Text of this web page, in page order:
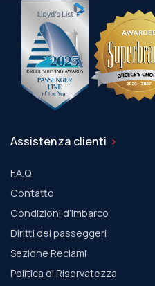
Assistenza clienti
F.A.Q
Contatto
Condizioni d’imbarco
Diritti dei passeggeri
Sezione Reclami
Politica di Riservatezza